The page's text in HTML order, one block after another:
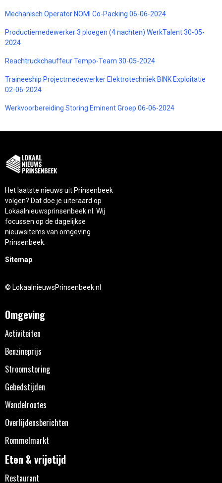
Mechanisch Operator NOMI Co-Packing 06-06-2024
Productiemedewerker 3 ploegen (4 nachten) WerkTalent 30-05-
2024
Reachtruckchauffeur Tempo-Team 30-05-2024
Traineeship Projectmedewerker Elektrotechniek BINK Exploitatie
02-06-2024
Werkvoorbereiding Storing Eminent Groep 06-06-2024
Het laatste nieuws uit Prinsenbeek
volgen? Dat doe je uiteraard op
Lokaalnieuwsprinsenbeek.nl. Wij
focussen op de dagelijkse
nieuwsitems van omgeving
Prinsenbeek.
Sitemap
© LokaalnieuwsPrinsenbeek.nl
Omgeving
Activiteiten
Benzineprijs
Stroomstoring
Gebedstijden
Wandelroutes
Overlijdensberichten
Rommelmarkt
Eten & vrijetijd
Restaurant